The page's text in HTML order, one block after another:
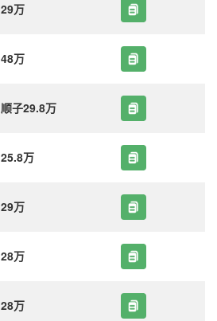
29万
48万
顺子29.8万
25.8万
29万
28万
28万